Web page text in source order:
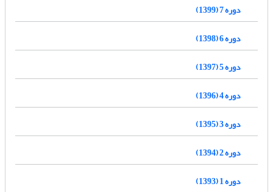
دوره 7 (1399)
دوره 6 (1398)
دوره 5 (1397)
دوره 4 (1396)
دوره 3 (1395)
دوره 2 (1394)
دوره 1 (1393)